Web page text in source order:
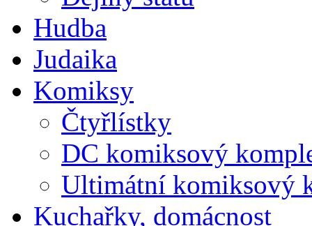
Hudba
Judaika
Komiksy
Čtyřlístky
DC komiksový
Ultimátní komiksový
Kuchařky, domácnost